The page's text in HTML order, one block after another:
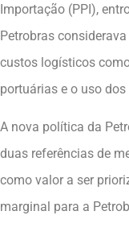
Importação (PPI),
Petrobras
custos logísticos
portuárias e o uso
A nova política da
duas referências de
como valor a ser
marginal para a